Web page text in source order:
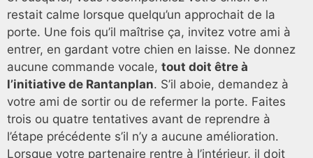
restait calme lorsque quelqu’un approchait de la
porte. Une fois qu’il maîtrise ça, invitez votre ami à
entrer, en gardant votre chien en laisse. Ne donnez
aucune commande vocale, tout doit être à
l’initiative de Rantanplan. S’il aboie, demandez à
votre ami de sortir ou de refermer la porte. Faites
trois ou quatre tentatives avant de reprendre à
l’étape précédente s’il n’y a aucune amélioration.
Lorsque votre partenaire rentre à l’intérieur, il doit